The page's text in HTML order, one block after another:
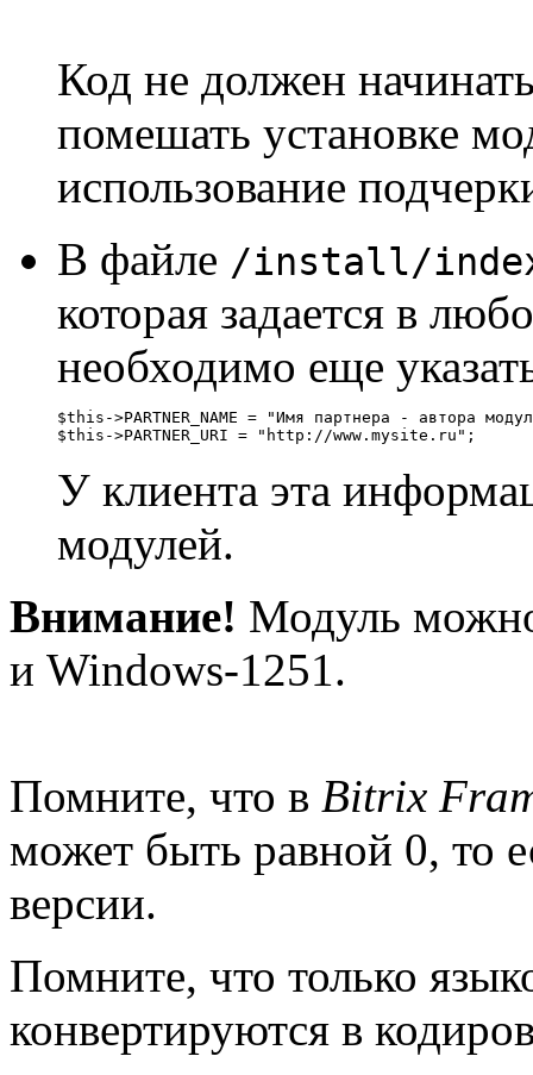
Код не должен
помешать установке
использование
В файле /install/
которая задается в
необходимо еще
$this->PARTNER_NAME = "Имя партнера - автора
$this->PARTNER_URI = "http://www.mysite.ru";
У клиента эта
модулей.
Внимание! Модуль
и Windows-1251.
Помните, что в Bitrix
может быть равной 0, то
версии.
Помните, что только
конвертируются в